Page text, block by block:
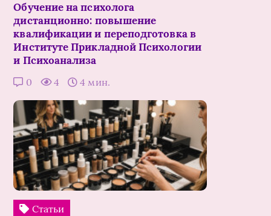
Обучение на психолога
дистанционно: повышение
квалификации и переподготовка в
Институте Прикладной Психологии
и Психоанализа
0 4 4 мин.
Статьи